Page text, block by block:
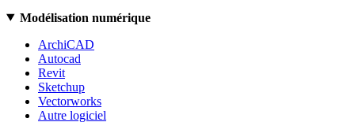
Modélisation numérique
ArchiCAD
Autocad
Revit
Sketchup
Vectorworks
Autre logiciel